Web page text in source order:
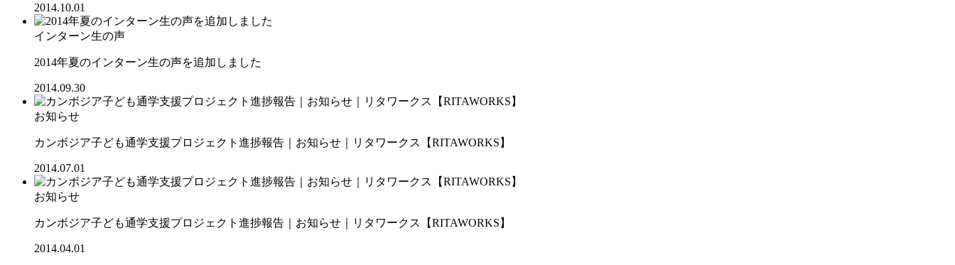
2014.10.01
インターン生の声
2014年夏のインターン生の声を追加しました
2014.09.30
お知らせ
カンボジア子ども通学支援プロジェクト進捗報告｜お知らせ｜リタワークス【RITAWORKS】
2014.07.01
お知らせ
カンボジア子ども通学支援プロジェクト進捗報告｜お知らせ｜リタワークス【RITAWORKS】
2014.04.01